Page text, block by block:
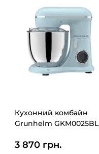
Кухонний комбайн
Grunhelm GKM0025BL
3 870 грн.